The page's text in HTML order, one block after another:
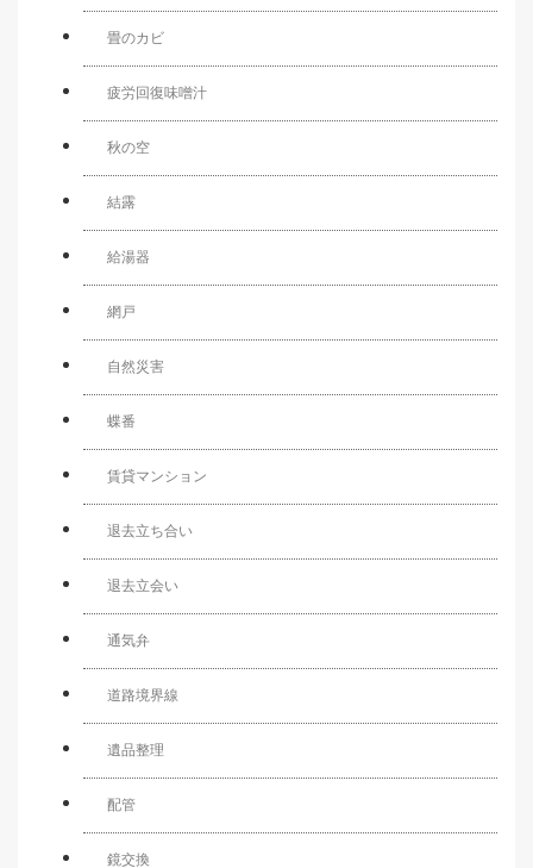
畳のカビ
疲労回復味噌汁
秋の空
結露
給湯器
網戸
自然災害
蝶番
賃貸マンション
退去立ち合い
退去立会い
通気弁
道路境界線
遺品整理
配管
鏡交換